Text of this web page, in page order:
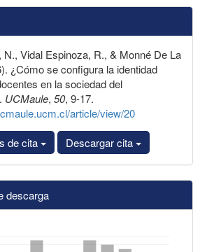
N., Vidal Espinoza, R., & Monné De La
¿Cómo se configura la identidad
en la sociedad del
UCMaule, 50, 9-17.
article/view/20
de cita
Descargar cita
descarga